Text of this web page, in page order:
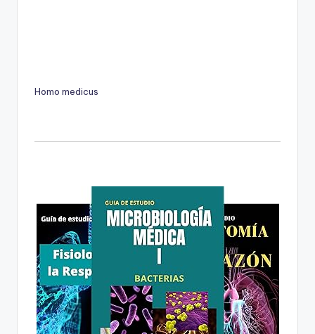
Homo medicus